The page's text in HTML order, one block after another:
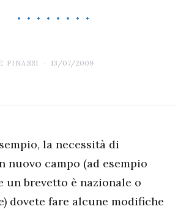
PINASSI 13/07/2009
la necessità di
nuovo campo (ad esempio
un brevetto è nazionale o
dovete fare alcune modifiche